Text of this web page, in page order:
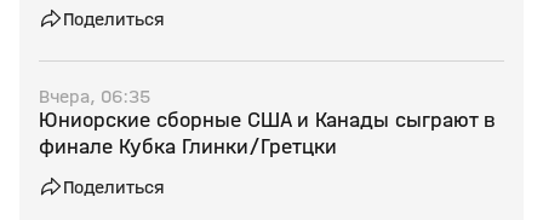
Поделиться
Вчера, 06:35
Юниорские сборные США и Канады сыграют в
финале Кубка Глинки/Гретцки
Поделиться